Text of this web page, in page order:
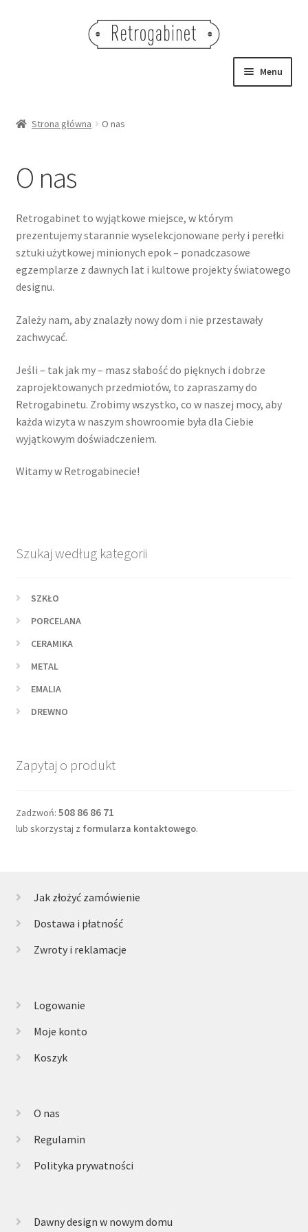
Menu
NA STÓŁ
DEKORACJE
OŚWIETLENIE
MEBLE
VARIA
Strona główna O nas
O nas
Retrogabinet to wyjątkowe miejsce, w którym
prezentujemy starannie wyselekcjonowane perły i perełki
sztuki użytkowej minionych epok – ponadczasowe
egzemplarze z dawnych lat i kultowe projekty światowego
designu.
Zależy nam, aby znalazły nowy dom i nie przestawały
zachwycać.
Jeśli – tak jak my – masz słabość do pięknych i dobrze
zaprojektowanych przedmiotów, to zapraszamy do
Retrogabinetu. Zrobimy wszystko, co w naszej mocy, aby
każda wizyta w naszym showroomie była dla Ciebie
wyjątkowym doświadczeniem.
Witamy w Retrogabinecie!
Szukaj według kategorii
SZKŁO
PORCELANA
CERAMIKA
METAL
EMALIA
DREWNO
Zapytaj o produkt
Zadzwoń: 508 86 86 71
lub skorzystaj z formularza kontaktowego.
Jak złożyć zamówienie
Dostawa i płatność
Zwroty i reklamacje
Logowanie
Moje konto
Koszyk
O nas
Regulamin
Polityka prywatności
Dawny design w nowym domu